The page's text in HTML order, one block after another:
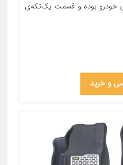
خودرو بوده و قسمت یک‌تکه‌ی
و خرید